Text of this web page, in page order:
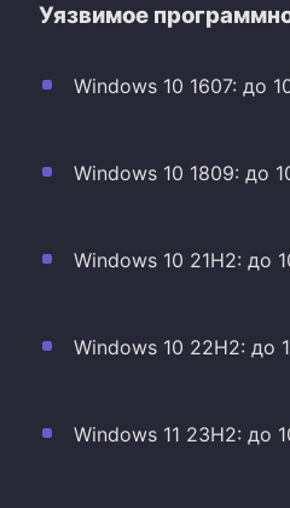
Уязвимое
Windows 10 1607: до
Windows 10 1809: до
Windows 10 21H2: до
Windows 10 22H2: до
Windows 11 23H2: до